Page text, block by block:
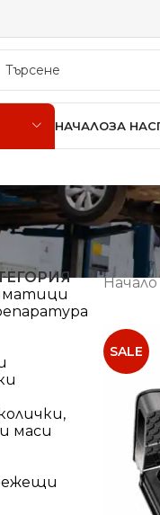
НАЧАЛОЗА НАС
маси
Начало
SALE